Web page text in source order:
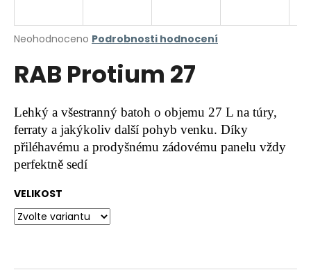
Průměrné
produktu
je
z
5
hvězdiček.
Neohodnoceno Podrobnosti hodnocení
RAB Protium 27
Lehký a všestranný batoh o objemu 27 L na túry,
ferraty a jakýkoliv další pohyb venku. Díky
přiléhavému a prodyšnému zádovému panelu vždy
perfektně sedí
VELIKOST
j
t
?
D
o